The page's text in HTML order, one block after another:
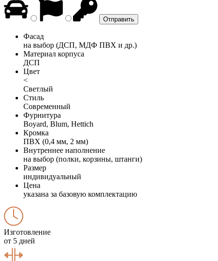
Фасад
на выбор (ДСП, МДФ ПВХ и др.)
Материал корпуса
ДСП
Цвет
<
Светлый
Стиль
Современный
Фурнитура
Boyard, Blum, Hettich
Кромка
ПВХ (0,4 мм, 2 мм)
Внутреннее наполнение
на выбор (полки, корзины, штанги)
Размер
индивидуальный
Цена
указана за базовую комплектацию
Изготовление
от 5 дней